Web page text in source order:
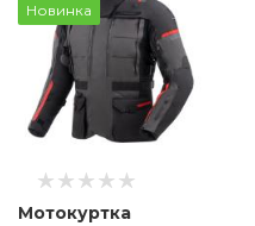
Новинка
Мотокуртка